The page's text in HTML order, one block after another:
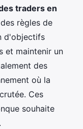
traders en
règles de
d'objectifs
et maintenir un
des
où la
Ces
souhaite